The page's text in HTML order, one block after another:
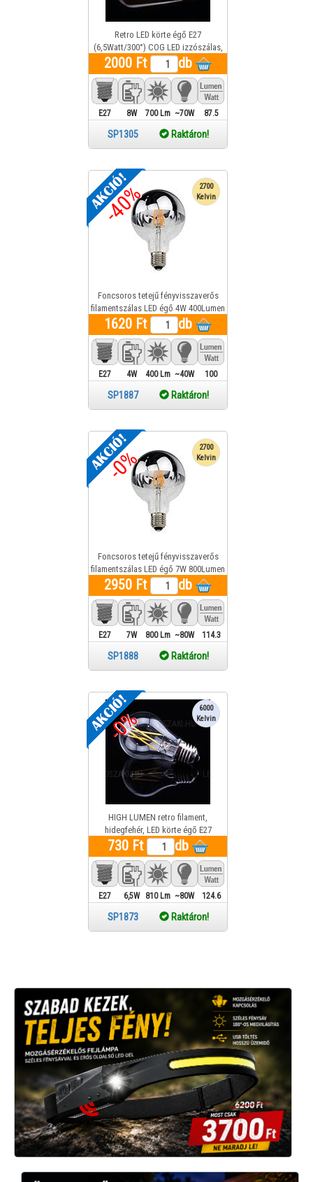
Retro LED körte égő E27
(6,5Watt/300°) COG LED izzószálas,
üveg búra, extrameleg fehér, retro
izzó
2000 Ft db
E27 8W 700 Lm ~70W 87.5
SP1305 Raktáron!
-40%
2700
Kelvin
Foncsoros tetejű fényvisszaverős
filamentszálas LED égő 4W 400Lumen
melegfehér (ezüst)
1620 Ft db
E27 4W 400 Lm ~40W 100
SP1887 Raktáron!
-0%
2700
Kelvin
Foncsoros tetejű fényvisszaverős
filamentszálas LED égő 7W 800Lumen
melegfehér (ezüst)
2950 Ft db
E27 7W 800 Lm ~80W 114.3
SP1888 Raktáron!
-0%
6000
Kelvin
HIGH LUMEN retro filament,
hidegfehér, LED körte égő E27
(6,5Watt/300°) OPTONICA LED SP1873
1 év gar.
730 Ft db
E27 6,5W 810 Lm ~80W 124.6
SP1873 Raktáron!